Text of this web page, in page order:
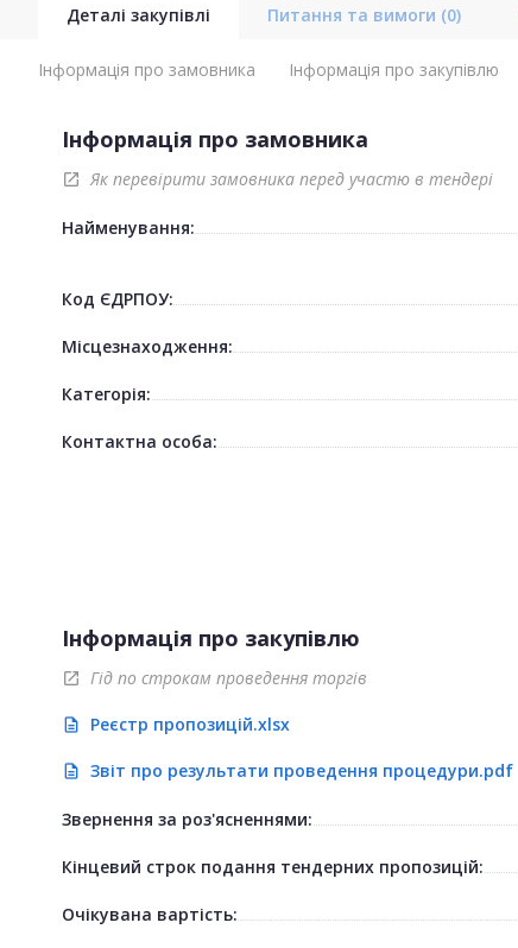
Деталі закупівлі Питання та вимоги (0)
Інформація про замовника Інформація про закупівлю
Інформація про замовника
open_in_new Як перевірити замовника перед участю в тендері
Найменування:
Код ЄДРПОУ:
Місцезнаходження:
Категорія:
Контактна особа:
Інформація про закупівлю
open_in_new Гід по строкам проведення торгів
description Реєстр пропозицій.xlsx
description Звіт про результати проведення процедури.pdf
Звернення за роз'ясненнями:
Кінцевий строк подання тендерних пропозицій:
Очікувана вартість: